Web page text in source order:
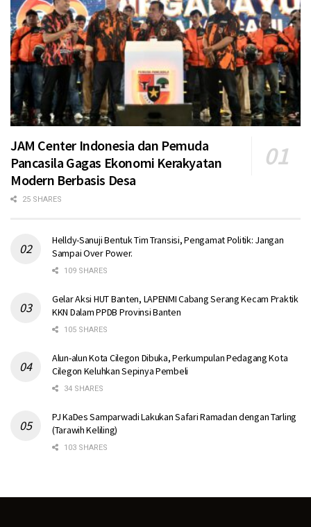
JAM Center Indonesia dan Pemuda
Pancasila Gagas Ekonomi Kerakyatan
Modern Berbasis Desa
25 SHARES
Helldy-Sanuji Bentuk Tim Transisi, Pengamat Politik: Jangan
Sampai Over Power.
109 SHARES
Gelar Aksi HUT Banten, LAPENMI Cabang Serang Kecam Praktik
KKN Dalam PPDB Provinsi Banten
105 SHARES
Alun-alun Kota Cilegon Dibuka, Perkumpulan Pedagang Kota
Cilegon Keluhkan Sepinya Pembeli
34 SHARES
PJ KaDes Samparwadi Lakukan Safari Ramadan dengan Tarling
(Tarawih Keliling)
103 SHARES